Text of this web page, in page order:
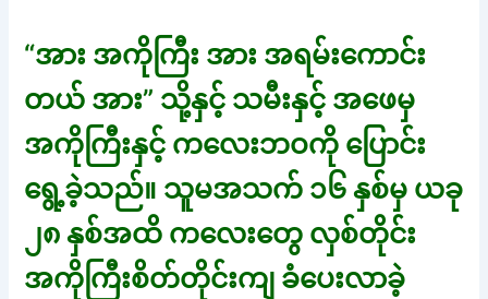
“အား အကိုကြီး အား အရမ်းကောင်း
တယ် အား” သို့နှင့် သမီးနှင့် အဖေမှ
အကိုကြီးနှင့် ကလေးဘဝကို ပြောင်း
ရွေ့ခဲ့သည်။ သူမအသက် ၁၆ နှစ်မှ ယခု
၂၈ နှစ်အထိ ကလေးတွေ လှစ်တိုင်း
အကိုကြီးစိတ်တိုင်းကျ ခံပေးလာခဲ့